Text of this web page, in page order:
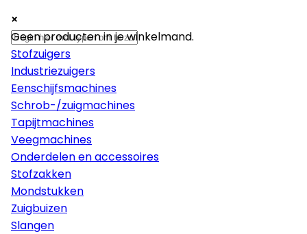
×
Machines
Stofzuigers
Industriezuigers
Eenschijfsmachines
Schrob-/zuigmachines
Tapijtmachines
Veegmachines
Onderdelen en accessoires
Stofzakken
Mondstukken
Zuigbuizen
Slangen
×
×
Geen producten in je winkelmand.